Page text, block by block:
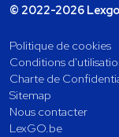
© 2022-2026
Politique de cookies
Conditions
Charte de
Sitemap
Nous contacter
LexGO.be